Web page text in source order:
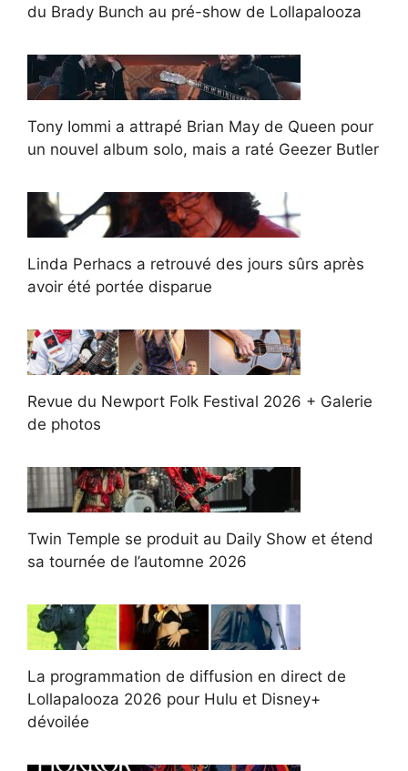
du Brady Bunch au pré-show de Lollapalooza
Tony Iommi a attrapé Brian May de Queen pour
un nouvel album solo, mais a raté Geezer Butler
Linda Perhacs a retrouvé des jours sûrs après
avoir été portée disparue
Revue du Newport Folk Festival 2026 + Galerie
de photos
Twin Temple se produit au Daily Show et étend
sa tournée de l’automne 2026
La programmation de diffusion en direct de
Lollapalooza 2026 pour Hulu et Disney+
dévoilée